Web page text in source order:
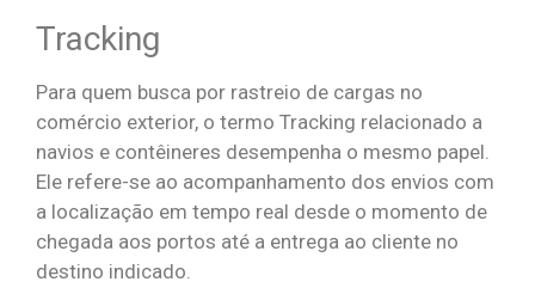
Tracking
Para quem busca por rastreio de cargas no
comércio exterior, o termo Tracking relacionado a
navios e contêineres desempenha o mesmo papel.
Ele refere-se ao acompanhamento dos envios com
a localização em tempo real desde o momento de
chegada aos portos até a entrega ao cliente no
destino indicado.